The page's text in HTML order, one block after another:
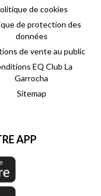
de cookies
de protection des
données
de vente au public
EQ Club La
Garrocha
Sitemap
APP